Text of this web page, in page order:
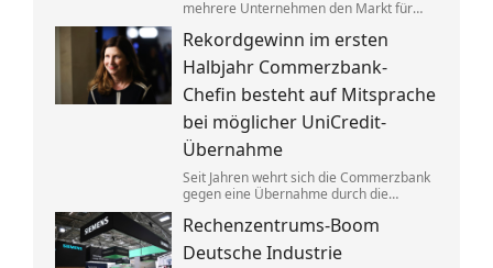
mehrere Unternehmen den Markt für
aufgeteilt. Um die verbotenen
Absprachen zu verschleiern, wurden
Codewörter verwendet.
Rekordgewinn im ersten
Halbjahr Commerzbank-
Chefin besteht auf Mitsprache
bei möglicher UniCredit-
Übernahme
Seit Jahren wehrt sich die Commerzbank
gegen eine Übernahme durch die
kräftiger Gewinnsprung sorgt für neues
Selbstbewusstsein.
Rechenzentrums-Boom
Deutsche Industrie